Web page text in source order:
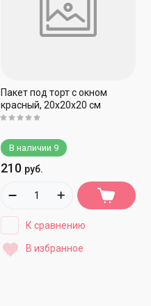
Пакет под торт с окном
красный, 20х20х20 см
В наличии 9
210 руб.
К сравнению
В избранное